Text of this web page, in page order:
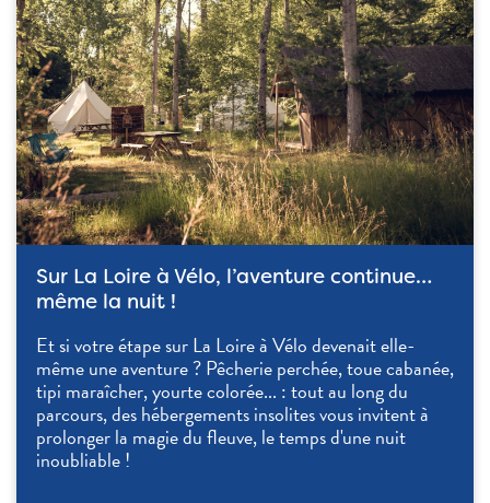
Sur La Loire à Vélo, l’aventure continue…
même la nuit !
Et si votre étape sur La Loire à Vélo devenait elle-
même une aventure ? Pêcherie perchée, toue cabanée,
tipi maraîcher, yourte colorée... : tout au long du
parcours, des hébergements insolites vous invitent à
prolonger la magie du fleuve, le temps d'une nuit
inoubliable !